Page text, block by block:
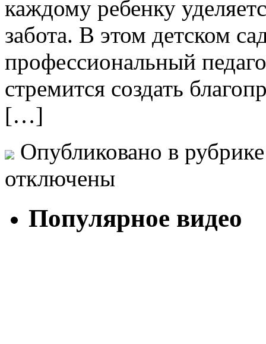
каждому ребенку
забота. В этом детском
профессиональный
стремится создать
[…]
Опубликовано в
отключены
Популярное видео